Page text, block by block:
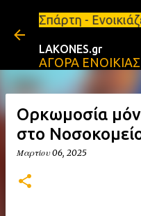
Μετάβαση στο
LAKONES.gr
ΑΓΟΡΑ
Ορκωμοσία
στο
Μαρτίου 06, 2025